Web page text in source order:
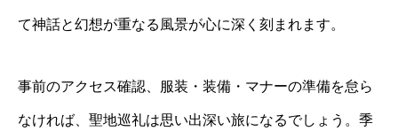
て神話と幻想が重なる風景が心に深く刻まれます。
事前のアクセス確認、服装・装備・マナーの準備を怠ら
なければ、聖地巡礼は思い出深い旅になるでしょう。季